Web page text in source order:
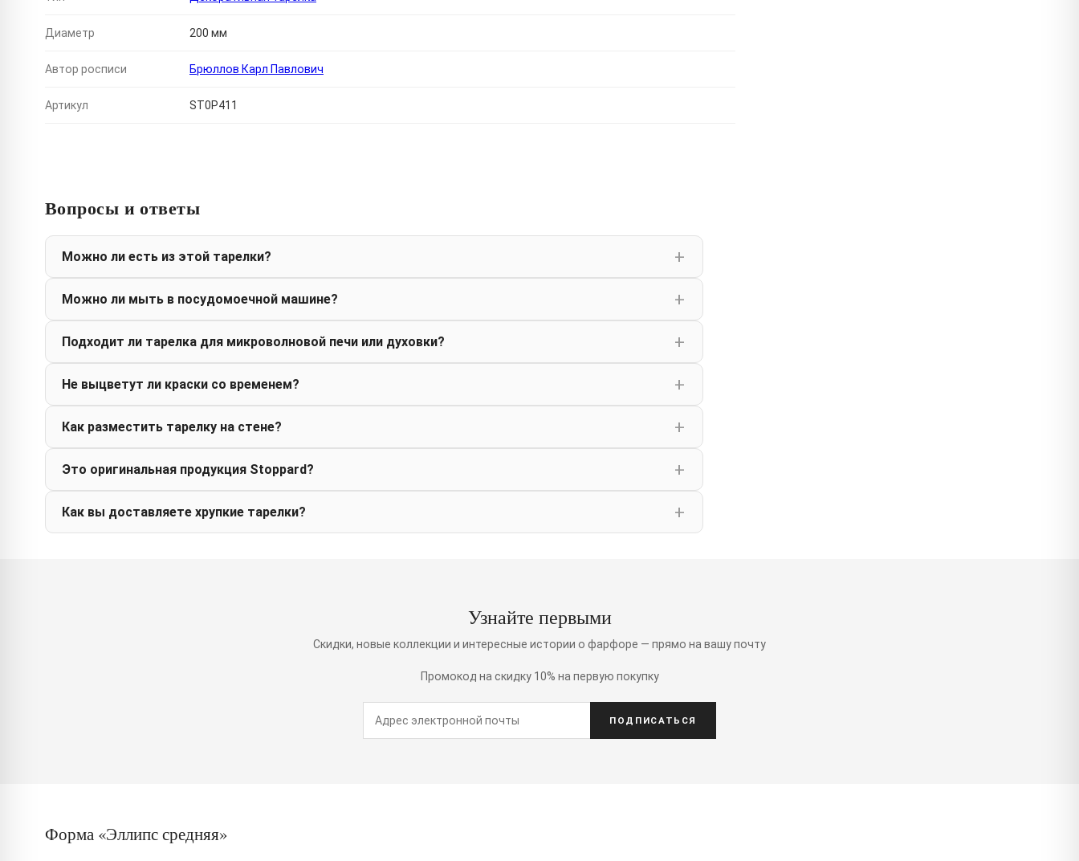
Диаметр 200 мм
Автор росписи Брюллов Карл Павлович
Артикул ST0P411
Вопросы и ответы
Можно ли есть из этой тарелки?
Можно ли мыть в посудомоечной машине?
Подходит ли тарелка для микроволновой печи или духовки?
Не выцветут ли краски со временем?
Как разместить тарелку на стене?
Это оригинальная продукция Stoppard?
Как вы доставляете хрупкие тарелки?
Узнайте первыми
Скидки, новые коллекции и интересные истории о фарфоре — прямо на вашу почту
Промокод на скидку 10% на первую покупку
ПОДПИСАТЬСЯ
Форма «Эллипс средняя»